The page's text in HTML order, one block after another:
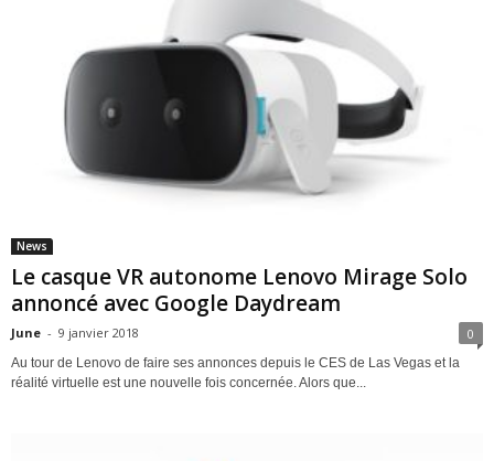
News
Le casque VR autonome Lenovo Mirage Solo
annoncé avec Google Daydream
June - 9 janvier 2018 0
Au tour de Lenovo de faire ses annonces depuis le CES de Las Vegas et la
réalité virtuelle est une nouvelle fois concernée. Alors que...